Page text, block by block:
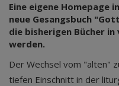
Eine eigene Homepage
neue Gesangsbuch
die bisherigen Bücher
werden.
Der Wechsel vom "alten"
tiefen Einschnitt in der